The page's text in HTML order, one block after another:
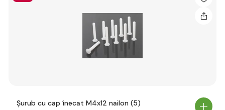
Șurub cu cap înecat M4x12 nailon (5)